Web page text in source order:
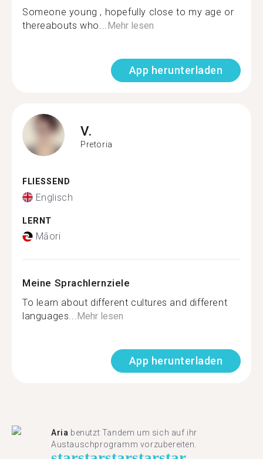
Someone young , hopefully close to my age or
thereabouts who...Mehr lesen
App herunterladen
V.
Pretoria
FLIESSEND
Englisch
LERNT
Māori
Meine Sprachlernziele
To learn about different cultures and different
languages...Mehr lesen
App herunterladen
Aria benutzt Tandem um sich auf ihr
Austauschprogramm vorzubereiten.